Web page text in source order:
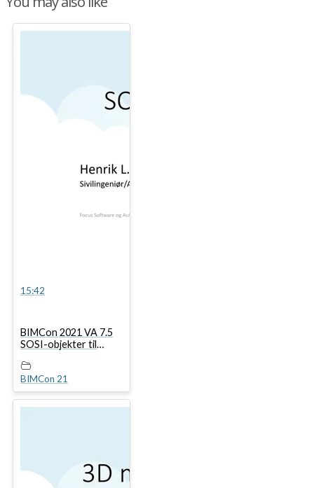
15:42
BIMCon 2021 VA 7.5
SOSI-objekter til
BIMCon 21